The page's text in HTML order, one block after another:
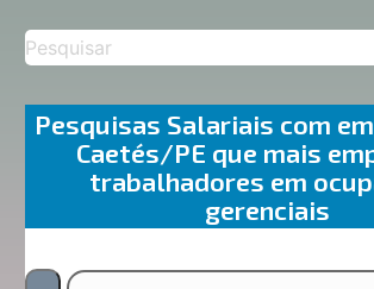
Pesquisas Salariais com
Caetés/PE que mais
trabalhadores em
gerenciais